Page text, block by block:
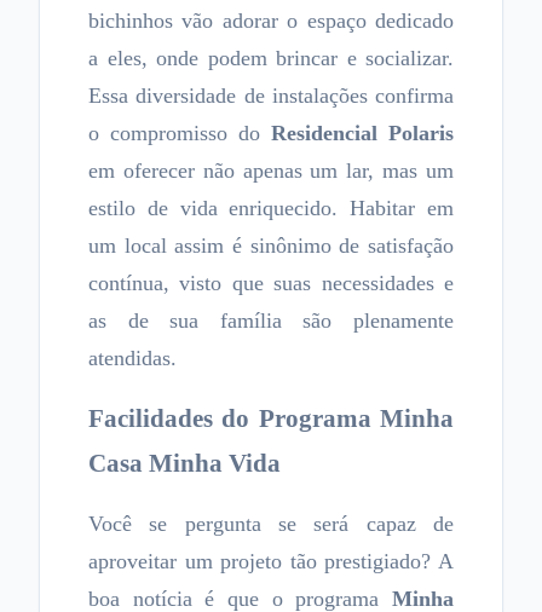
bichinhos vão adorar o espaço dedicado
a eles, onde podem brincar e socializar.
Essa diversidade de instalações confirma
o compromisso do Residencial Polaris
em oferecer não apenas um lar, mas um
estilo de vida enriquecido. Habitar em
um local assim é sinônimo de satisfação
contínua, visto que suas necessidades e
as de sua família são plenamente
atendidas.
Facilidades do Programa Minha
Casa Minha Vida
Você se pergunta se será capaz de
aproveitar um projeto tão prestigiado? A
boa notícia é que o programa Minha